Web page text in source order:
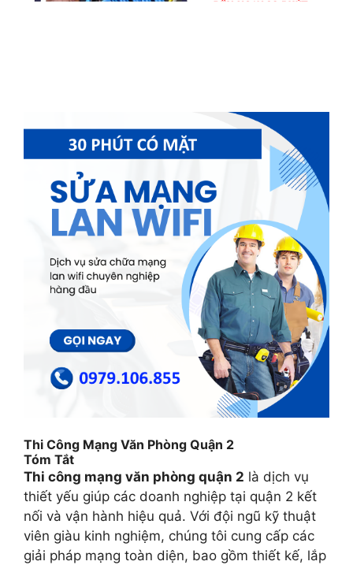
Thi Công Mạng Văn Phòng Quận 2
Tóm Tắt
Thi công mạng văn phòng quận 2 là dịch vụ
thiết yếu giúp các doanh nghiệp tại quận 2 kết
nối và vận hành hiệu quả. Với đội ngũ kỹ thuật
viên giàu kinh nghiệm, chúng tôi cung cấp các
giải pháp mạng toàn diện, bao gồm thiết kế, lắp